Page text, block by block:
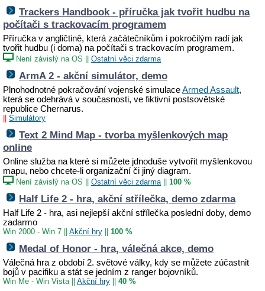
Trackers Handbook - příručka jak tvořit hudbu na
počítači s trackovacím programem
Příručka v angličtině, která začátečníkům i pokročilým radí jak
tvořit hudbu (i doma) na počítači s trackovacím programem.
Není závislý na OS Ostatní věci zdarma
ArmA 2 - akční simulátor, demo
Plnohodnotné pokračování vojenské simulaceArmed Assault,
která se odehrává v současnosti, ve fiktivní postsovětské
republice Chernarus.
Simulátory
Text 2 Mind Map - tvorba myšlenkových map
online
Online služba na které si můžete jdnoduše vytvořit myšlenkovou
mapu, nebo chcete-li organizační či jiný diagram.
Není závislý na OS Ostatní věci zdarma|| 100 %
Half Life 2 - hra, akční střílečka, demo zdarma
Half Life 2 - hra, asi nejlepší akční střílečka poslední doby, demo
zadarmo
Win 2000 - Win 7 Akční hry 100 %
Medal of Honor - hra, válečná akce, demo
Válečná hra z období 2. světové války, kdy se můžete zúčastnit
bojů v pacifiku a stát se jedním z ranger bojovníků.
Win Me - Win Vista|| Akční hry 40 %